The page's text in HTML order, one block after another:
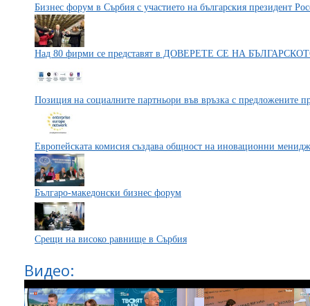
Бизнес форум в Сърбия с участието на българския президент
Над 80 фирми се представят в ДОВЕРЕТЕ СЕ НА
Позиция на социалните партньори във връзка с предложените
Европейската комисия създава общност на иновационни
Българо-македонски бизнес форум
Срещи на високо равнище в Сърбия
Видео: